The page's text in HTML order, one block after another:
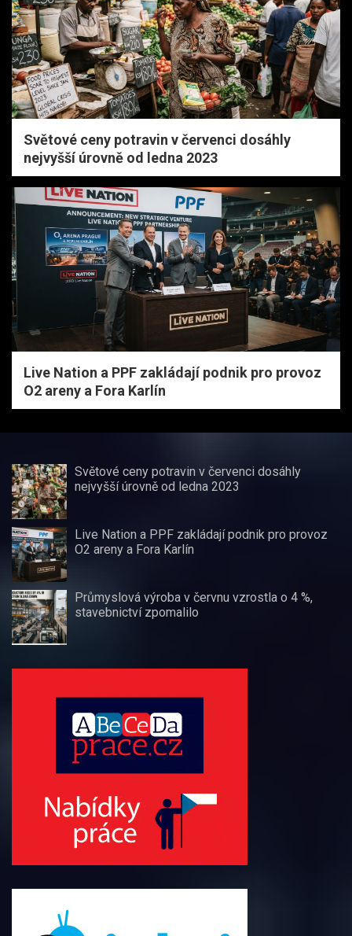
Světové ceny potravin v červenci dosáhly
nejvyšší úrovně od ledna 2023
Live Nation a PPF zakládají podnik pro provoz
O2 areny a Fora Karlín
Světové ceny potravin v červenci dosáhly
nejvyšší úrovně od ledna 2023
Live Nation a PPF zakládají podnik pro provoz
O2 areny a Fora Karlín
Průmyslová výroba v červnu vzrostla o 4 %,
stavebnictví zpomalilo